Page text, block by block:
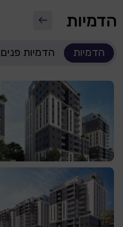
הדמיות
הדמיות הדמיות פנים